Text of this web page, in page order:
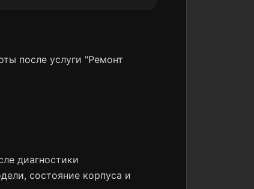
после услуги "Ремонт
диагностики
состояние корпуса и